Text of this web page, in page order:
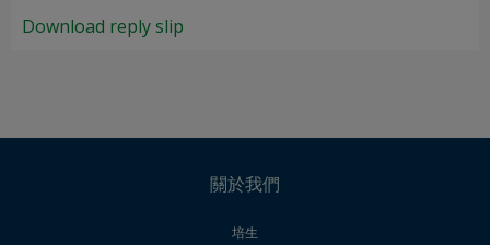
Download reply slip
關於我們
培生